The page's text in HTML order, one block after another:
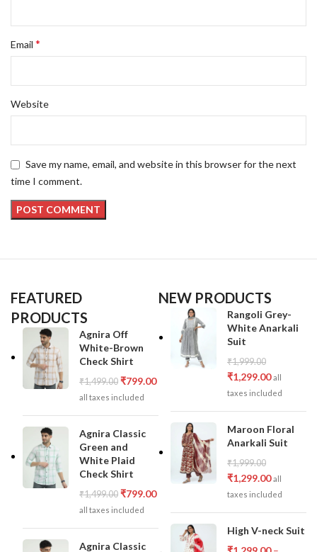
Email *
Website
Save my name, email, and website in this browser for the next
time I comment.
FEATURED
PRODUCTS
Agnira Off
White-Brown
Check Shirt
₹1,499.00 ₹799.00
all taxes included
Agnira Classic
Green and
White Plaid
Check Shirt
₹1,499.00 ₹799.00
all taxes included
Agnira Classic
NEW PRODUCTS
Rangoli Grey-
White Anarkali
Suit
₹1,999.00
₹1,299.00 all
taxes included
Maroon Floral
Anarkali Suit
₹1,999.00
₹1,299.00 all
taxes included
High V-neck Suit